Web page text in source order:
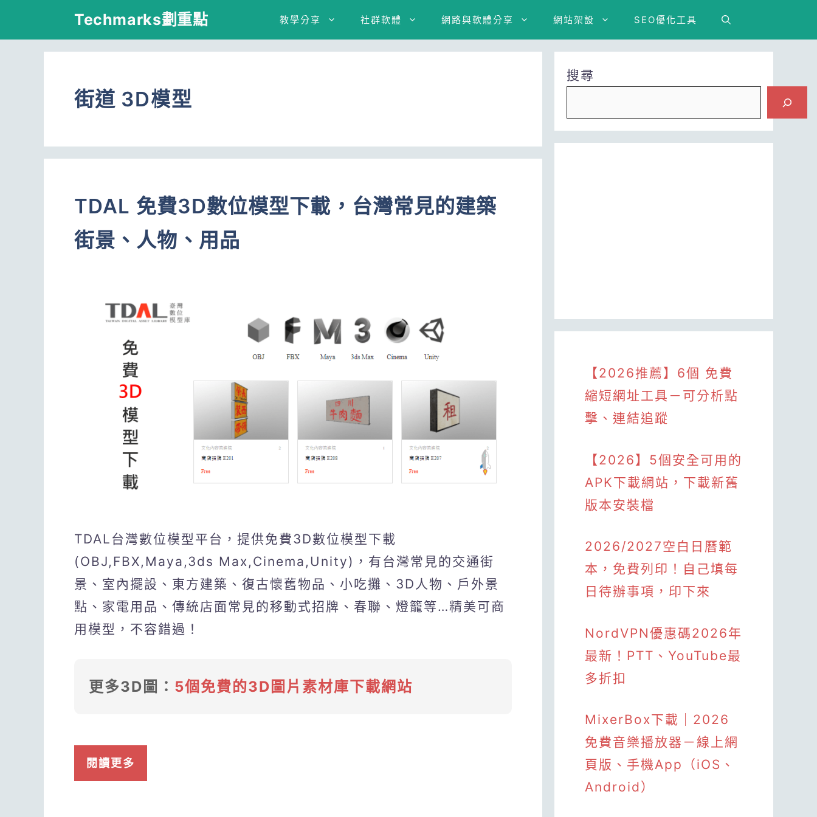
Techmarks劃重點 教學分享 社群軟體 網路與軟體分享 網站架設 SEO優化工具
街道 3D模型
TDAL 免費3D數位模型下載，台灣常見的建築
街景、人物、用品
TDAL台灣數位模型平台，提供免費3D數位模型下載
(OBJ,FBX,Maya,3ds Max,Cinema,Unity)，有台灣常見的交通街
景、室內擺設、東方建築、復古懷舊物品、小吃攤、3D人物、戶外景
點、家電用品、傳統店面常見的移動式招牌、春聯、燈籠等…精美可商
用模型，不容錯過！
更多3D圖： 5個免費的3D圖片素材庫下載網站
閱讀更多
搜尋
【2026推薦】6個 免費
縮短網址工具－可分析點
擊、連結追蹤
【2026】5個安全可用的
APK下載網站，下載新舊
版本安裝檔
2026/2027空白日曆範
本，免費列印！自己填每
日待辦事項，印下來
NordVPN優惠碼2026年
最新！PTT、YouTube最
多折扣
MixerBox下載｜2026
免費音樂播放器－線上網
頁版、手機App（iOS、
Android）